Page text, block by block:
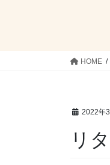
HOME
2022年
リ